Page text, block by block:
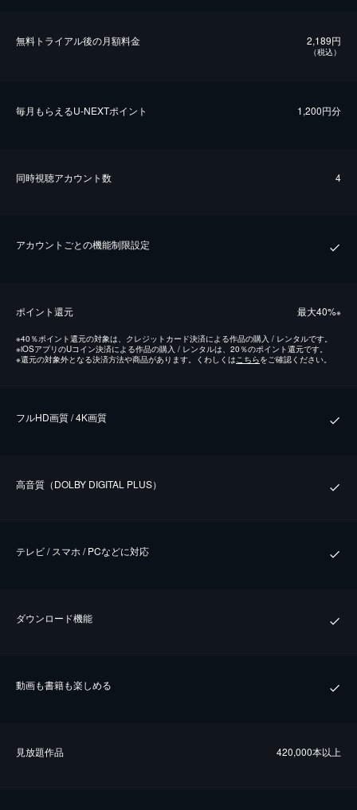
無料トライアル後の⽉額料金 2,189円
（税込）
毎⽉もらえるU-NEXTポイント 1,200円分
同時視聴アカウント数 4
アカウントごとの機能制限設定
ポイント還元 最⼤40%※
※40％ポイント還元の対象は、クレジットカード決済による作品の購入 / レンタルです。
※iOSアプリのUコイン決済による作品の購入 / レンタルは、20％のポイント還元です。
※還元の対象外となる決済方法や商品があります。くわしくはこちらをご確認ください。
フルHD画質 / 4K画質
⾼⾳質（DOLBY DIGITAL PLUS）
テレビ / スマホ / PCなどに対応
ダウンロード機能
動画も書籍も楽しめる
⾒放題作品 420,000本以上